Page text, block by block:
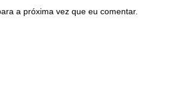
a próxima vez que eu comentar.